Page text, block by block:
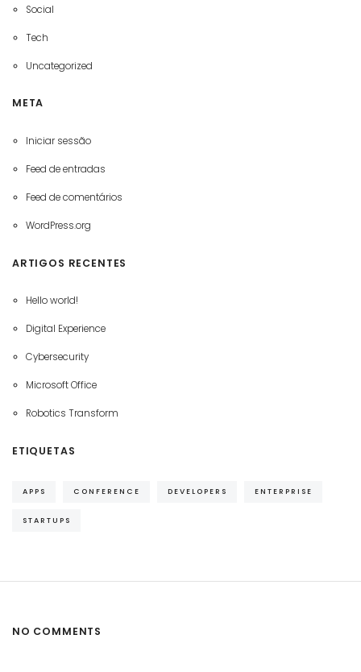
Social
Tech
Uncategorized
META
Iniciar sessão
Feed de entradas
Feed de comentários
WordPress.org
ARTIGOS RECENTES
Hello world!
Digital Experience
Cybersecurity
Microsoft Office
Robotics Transform
ETIQUETAS
APPS CONFERENCE DEVELOPERS ENTERPRISE
STARTUPS
NO COMMENTS